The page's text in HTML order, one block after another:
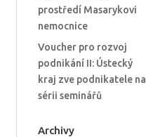
prostředí Masarykovi
nemocnice
Voucher pro rozvoj
podnikání II: Ústecký
kraj zve podnikatele na
sérii seminářů
Archivy